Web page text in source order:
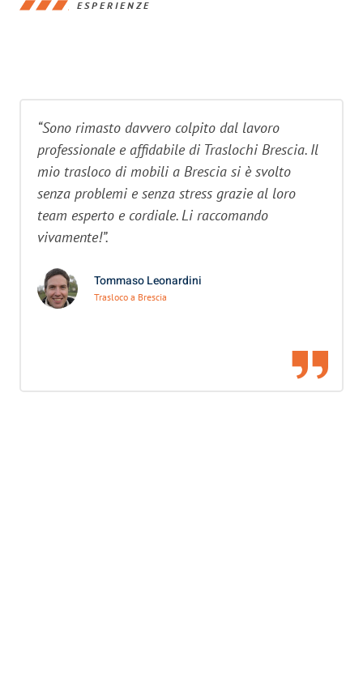
ESPERIENZE
“Sono rimasto davvero colpito dal lavoro
professionale e affidabile di Traslochi Brescia. Il
mio trasloco di mobili a Brescia si è svolto
senza problemi e senza stress grazie al loro
team esperto e cordiale. Li raccomando
vivamente!”.
Tommaso Leonardini
Trasloco a Brescia